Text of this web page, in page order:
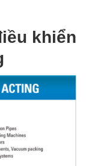
khiển